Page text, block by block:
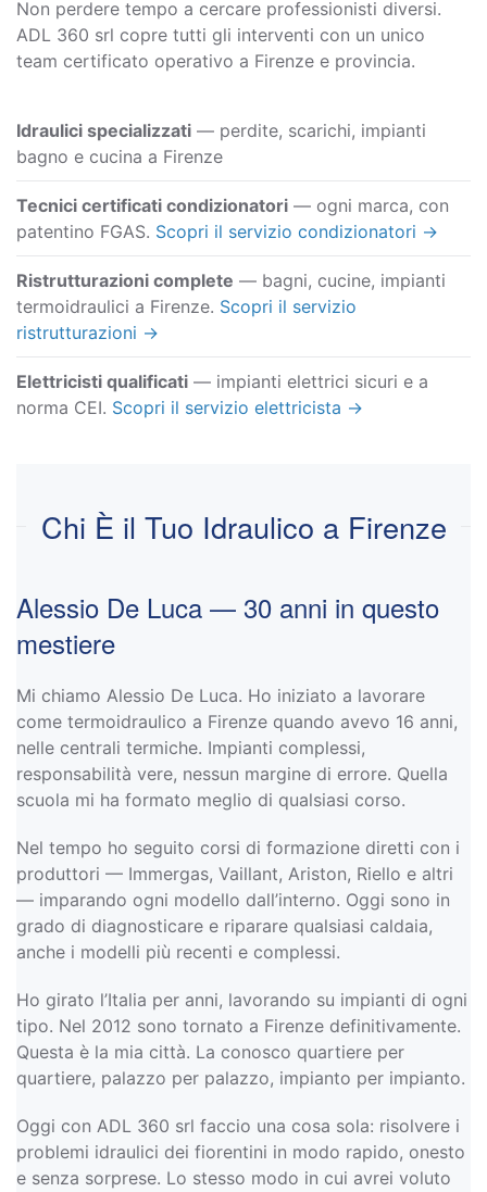
Non perdere tempo a cercare professionisti diversi.
ADL 360 srl copre tutti gli interventi con un unico
team certificato operativo a Firenze e provincia.
Idraulici specializzati — perdite, scarichi, impianti
bagno e cucina a Firenze
Tecnici certificati condizionatori — ogni marca, con
patentino FGAS. Scopri il servizio condizionatori →
Ristrutturazioni complete — bagni, cucine, impianti
termoidraulici a Firenze. Scopri il servizio
ristrutturazioni →
Elettricisti qualificati — impianti elettrici sicuri e a
norma CEI. Scopri il servizio elettricista →
Chi È il Tuo Idraulico a Firenze
Alessio De Luca — 30 anni in questo
mestiere
Mi chiamo Alessio De Luca. Ho iniziato a lavorare
come termoidraulico a Firenze quando avevo 16 anni,
nelle centrali termiche. Impianti complessi,
responsabilità vere, nessun margine di errore. Quella
scuola mi ha formato meglio di qualsiasi corso.
Nel tempo ho seguito corsi di formazione diretti con i
produttori — Immergas, Vaillant, Ariston, Riello e altri
— imparando ogni modello dall’interno. Oggi sono in
grado di diagnosticare e riparare qualsiasi caldaia,
anche i modelli più recenti e complessi.
Ho girato l’Italia per anni, lavorando su impianti di ogni
tipo. Nel 2012 sono tornato a Firenze definitivamente.
Questa è la mia città. La conosco quartiere per
quartiere, palazzo per palazzo, impianto per impianto.
Oggi con ADL 360 srl faccio una cosa sola: risolvere i
problemi idraulici dei fiorentini in modo rapido, onesto
e senza sorprese. Lo stesso modo in cui avrei voluto